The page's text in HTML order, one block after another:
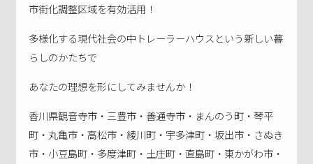
市街化調整区域を有効活用！
多様化する現代社会の中トレーラーハウスという新しい暮
らしのかたちで
あなたの理想を形にしてみませんか！
香川県観音寺市・三豊市・善通寺市・まんのう町・琴平
町・丸亀市・高松市・綾川町・宇多津町・坂出市・さぬき
市・小豆島町・多度津町・土庄町・直島町・東かがわ市・